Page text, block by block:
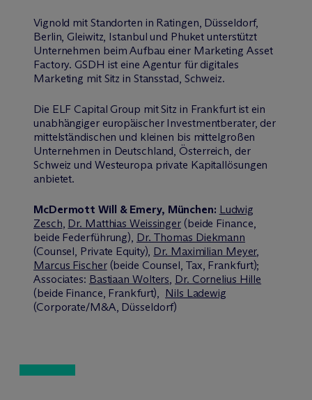
Vignold mit Standorten in Ratingen, Düsseldorf,
Berlin, Gleiwitz, Istanbul und Phuket unterstützt
Unternehmen beim Aufbau einer Marketing Asset
Factory. GSDH ist eine Agentur für digitales
Marketing mit Sitz in Stansstad, Schweiz.
Die ELF Capital Group mit Sitz in Frankfurt ist ein
unabhängiger europäischer Investmentberater, der
mittelständischen und kleinen bis mittelgroßen
Unternehmen in Deutschland, Österreich, der
Schweiz und Westeuropa private Kapitallösungen
anbietet.
McDermott Will & Emery, München: Ludwig
Zesch, Dr. Matthias Weissinger (beide Finance,
beide Federführung), Dr. Thomas Diekmann
(Counsel, Private Equity), Dr. Maximilian Meyer,
Marcus Fischer(beide Counsel, Tax, Frankfurt);
Associates: Bastiaan Wolters, Dr. Cornelius Hille
(beide Finance, Frankfurt), Nils Ladewig
(Corporate/M&A, Düsseldorf)